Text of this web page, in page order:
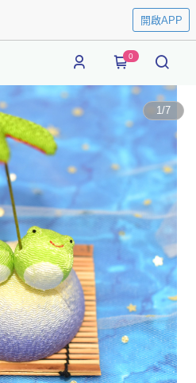
開啟APP
0
1/7